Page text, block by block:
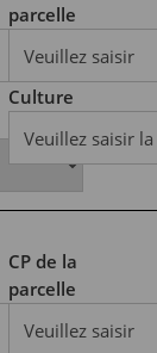
parcelle
Culture
CP de la
parcelle